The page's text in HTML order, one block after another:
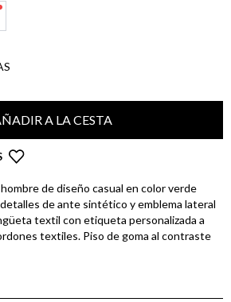
A LA CESTA
de diseño casual en color verde
de ante sintético y emblema lateral
textil con etiqueta personalizada a
textiles. Piso de goma al contraste